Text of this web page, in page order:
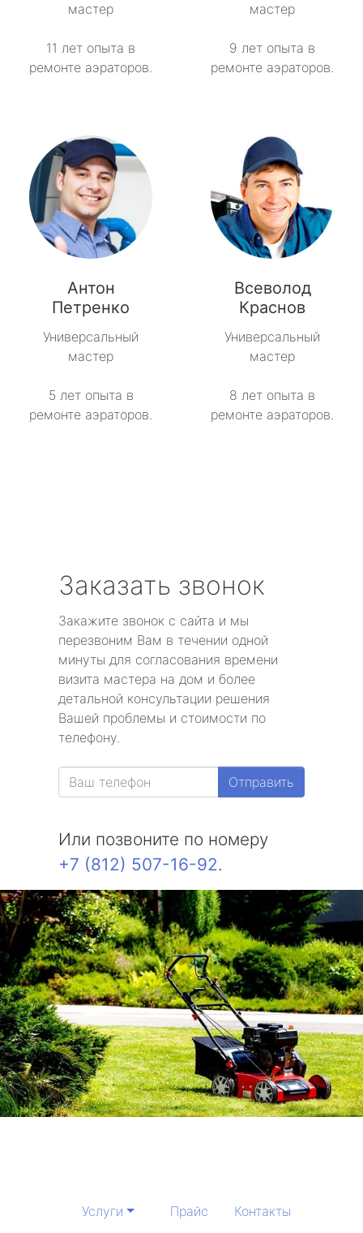
мастер
11 лет опыта в
ремонте аэраторов.
мастер
9 лет опыта в
ремонте аэраторов.
Антон
Петренко
Универсальный
мастер
5 лет опыта в
ремонте аэраторов.
Всеволод
Краснов
Универсальный
мастер
8 лет опыта в
ремонте аэраторов.
Заказать звонок
Закажите звонок с сайта и мы
перезвоним Вам в течении одной
минуты для согласования времени
визита мастера на дом и более
детальной консультации решения
Вашей проблемы и стоимости по
телефону.
Отправить
Или позвоните по номеру
+7 (812) 507-16-92.
Услуги Прайс Контакты